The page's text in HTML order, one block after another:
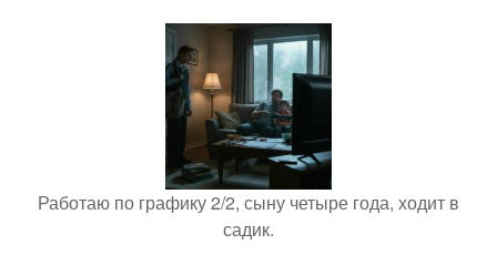
Работаю по графику 2/2, сыну четыре года, ходит в
садик.